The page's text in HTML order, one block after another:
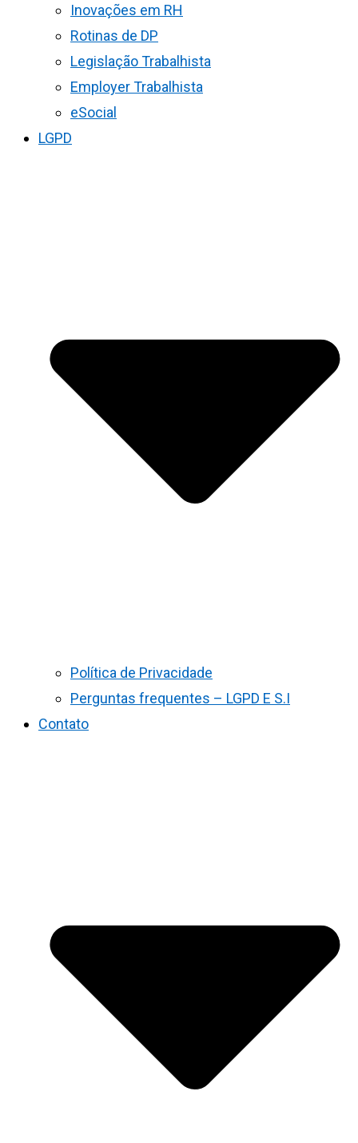
Inovações em RH
Rotinas de DP
Legislação Trabalhista
Employer Trabalhista
eSocial
LGPD
Política de Privacidade
Perguntas frequentes – LGPD E S.I
Contato